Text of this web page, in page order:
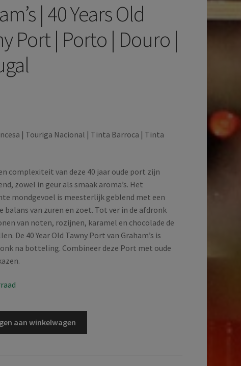
| 40 Years Old
Port | Porto | Douro |
| Touriga Nacional | Tinta Barroca | Tinta
complexiteit van deze 40 jaar oude port zijn
zowel in geur als smaak aroma’s. Het
mondgevoel is meesterlijk geblend met een
balans van zuren en zoet. Tot ver in de afdronk
van noten, rozijnen, karamel en chocolade de
De 40 Year Old Tawny Port van Graham’s is
na botteling. Combineer deze Port met oude
aan winkelwagen